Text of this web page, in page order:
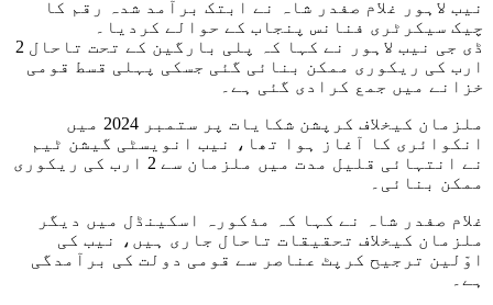
نیب لاہور غلام صفدر شاہ نے ابتک برآمد شدہ رقم کا
چیک سیکرٹری فنانس پنجاب کے حوالے کردیا۔
ڈی جی نیب لاہور نے کہا کہ پلی بارگین کے تحت تاحال 2
ارب کی ریکوری ممکن بنائی گئی جسکی پہلی قسط قومی
خزانے میں جمع کرادی گئی ہے۔
ملزمان کیخلاف کرپشن شکایات پر ستمبر 2024 میں
انکوائری کا آغاز ہوا تھا، نیب انویسٹی گیشن ٹیم
نے انتہائی قلیل مدت میں ملزمان سے 2 ارب کی ریکوری
ممکن بنائی۔
غلام صفدر شاہ نے کہا کہ مذکورہ اسکینڈل میں دیگر
ملزمان کیخلاف تحقیقات تاحال جاری ہیں، نیب کی
اوّلین ترجیح کرپٹ عناصر سے قومی دولت کی برآمدگی
ہے۔